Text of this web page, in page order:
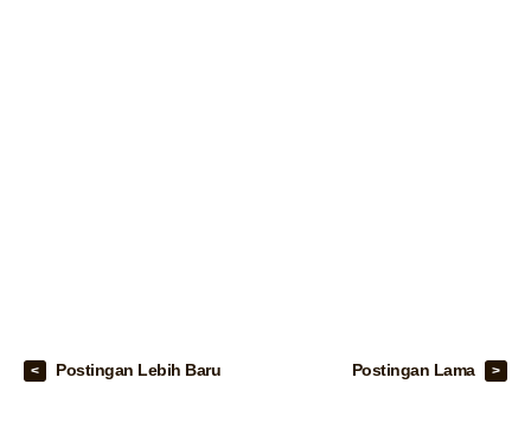
Postingan Lebih Baru Postingan Lama